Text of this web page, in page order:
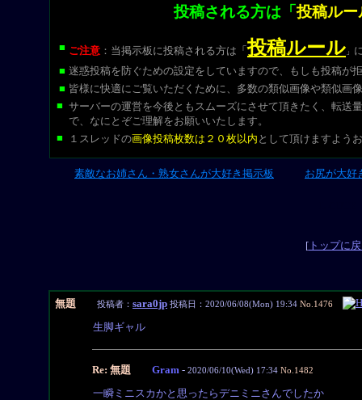
投稿される方は「投稿ルー
■ ご注意 ：当掲示板に投稿される方は 「投稿ルール 」
■ 迷惑投稿を防ぐための設定をしていますので、もしも投稿が
■ 皆様に快適にご覧いただくために、多数の類似画像や類似画
■ サーバーの運営を今後ともスムーズにさせて頂きたく、転送
で、なにとぞご理解をお願いいたします。
■
１スレッドの画像投稿枚数は２０枚以内 として頂けますよう
素敵なお姉さん・熟女さんが大好き掲示板 お尻が大好
[トップに
無題 投稿者： sara0jp 投稿日：2020/06/08(Mon) 19:34 No.1476
生脚ギャル
Re: 無題 Gram - 2020/06/10(Wed) 17:34 No.1482
一瞬ミニスカかと思ったらデニミニさんでしたか